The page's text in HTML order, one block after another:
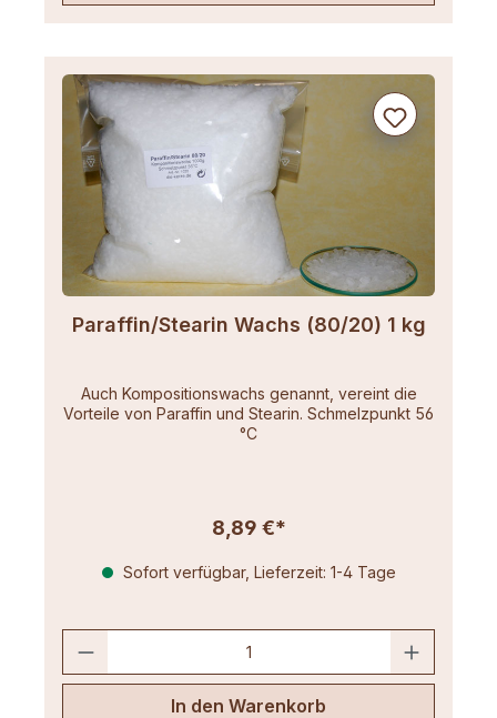
Paraffin/Stearin Wachs (80/20) 1 kg
Auch Kompositionswachs genannt, vereint die
Vorteile von Paraffin und Stearin. Schmelzpunkt 56
°C
8,89 €*
Sofort verfügbar, Lieferzeit: 1-4 Tage
In den Warenkorb